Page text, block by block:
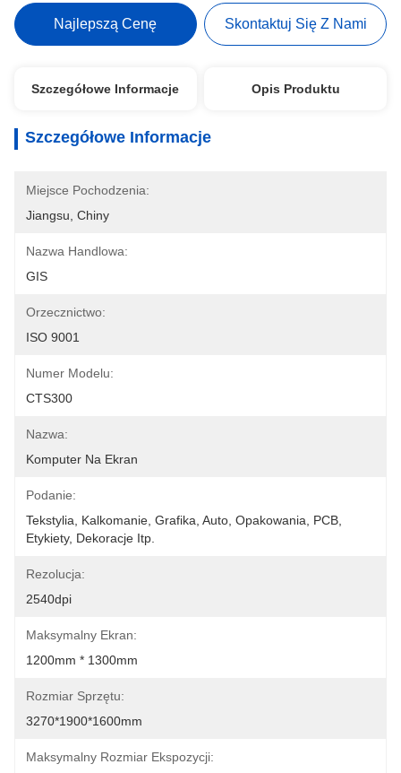
Najlepszą Cenę Skontaktuj Się Z Nami
Szczegółowe Informacje Opis Produktu
Szczegółowe Informacje
Miejsce Pochodzenia:
Jiangsu, Chiny
Nazwa Handlowa:
GIS
Orzecznictwo:
ISO 9001
Numer Modelu:
CTS300
Nazwa:
Komputer Na Ekran
Podanie:
Tekstylia, Kalkomanie, Grafika, Auto, Opakowania, PCB,
Etykiety, Dekoracje Itp.
Rezolucja:
2540dpi
Maksymalny Ekran:
1200mm * 1300mm
Rozmiar Sprzętu:
3270*1900*1600mm
Maksymalny Rozmiar Ekspozycji: